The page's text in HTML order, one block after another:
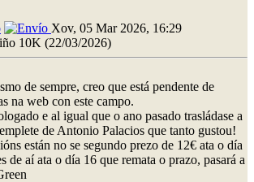
Xov, 05 Mar 2026, 16:29
10K (22/03/2026)
de sempre, creo que está pendente de
na web con este campo.
e al igual que o ano pasado trasládase a
de Antonio Palacios que tanto gustou!
están no se segundo prezo de 12€ ata o día
de aí ata o día 16 que remata o prazo, pasará a